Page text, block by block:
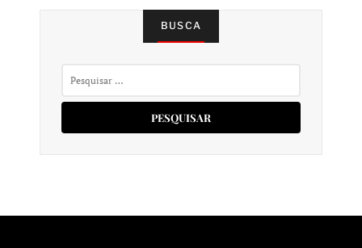
BUSCA